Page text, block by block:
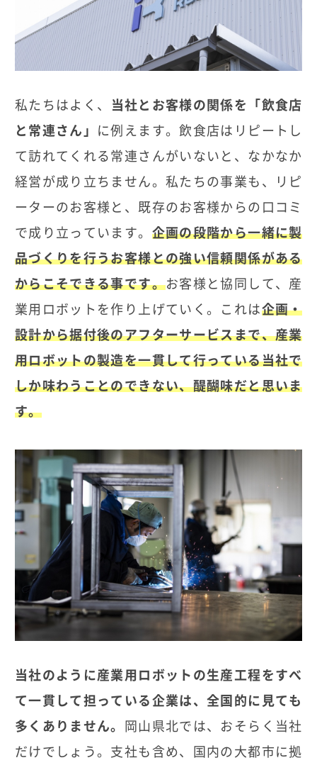
私たちはよく、
当社とお客様の関係を「飲食店
と常連さん」
に例えます。飲食店はリピートし
て訪れてくれる常連さんがいないと、なかなか
経営が成り立ちません。私たちの事業も、リピ
ーターのお客様と、既存のお客様からの口コミ
で成り立っています。 企画の段階から一緒に製
品づくりを行うお客様との強い信頼関係がある
からこそできる事です。お客様と協同して、産
業用ロボットを作り上げていく。これは企画・
設計から据付後のアフターサービスまで、産業
用ロボットの製造を一貫して行っている当社で
しか味わうことのできない、醍醐味だと思いま
す。
当社のように産業用ロボットの生産工程をすべ
て一貫して担っている企業は、全国的に見ても
多くありません。
岡山県北では、おそらく当社
だけでしょう。支社も含め、国内の大都市に拠